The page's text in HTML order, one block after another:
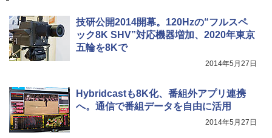
技研公開2014開幕。120Hzの“フルスペ
ック8K SHV”対応機器増加、2020年東京
五輪を8Kで
2014年5月27日
Hybridcastも8K化、番組外アプリ連携
へ。通信で番組データを自由に活用
2014年5月27日